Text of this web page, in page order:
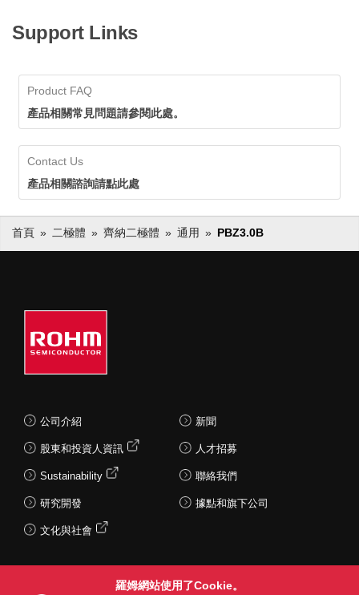
Support Links
Product FAQ
產品相關常見問題請參閱此處。
Contact Us
產品相關諮詢請點此處
首頁 二極體 齊納二極體 通用 PBZ3.0B
公司介紹
股東和投資人資訊
Sustainability
研究開發
文化與社會
新聞
人才招募
聯絡我們
據點和旗下公司
羅姆網站使用了Cookie。